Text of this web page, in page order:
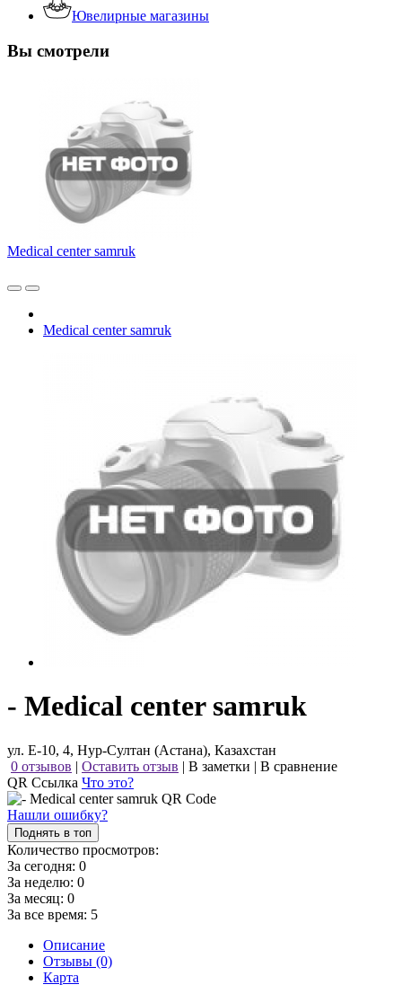
Ювелирные магазины
Вы смотрели
Medical center samruk
Medical center samruk
- Medical center samruk
ул. Е-10, 4, Нур-Султан (Астана), Казахстан
0 отзывов | Оставить отзыв | В заметки | В сравнение
QR Ссылка Что это?
Нашли ошибку?
Поднять в топ
Количество просмотров:
За сегодня: 0
За неделю: 0
За месяц: 0
За все время: 5
Описание
Отзывы (0)
Карта